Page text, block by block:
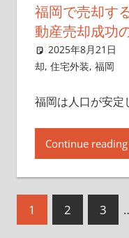
福岡で売却す
動産売却成功
2025年8月21日
却, 住宅外装, 福岡
福岡は人口が安定
Continue reading
投
1 2 3